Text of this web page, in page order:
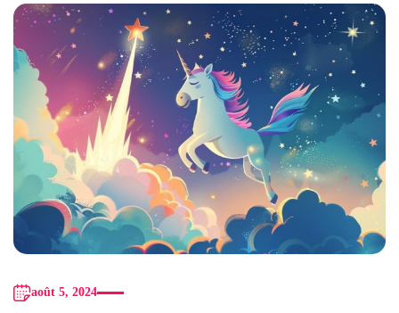
août 5, 2024